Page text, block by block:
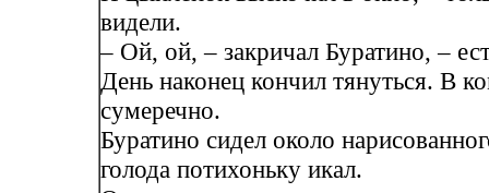
видели.
– Ой, ой, – закричал Буратино, –
День наконец кончил тянуться. В
сумеречно.
Буратино сидел около
голода потихоньку икал.